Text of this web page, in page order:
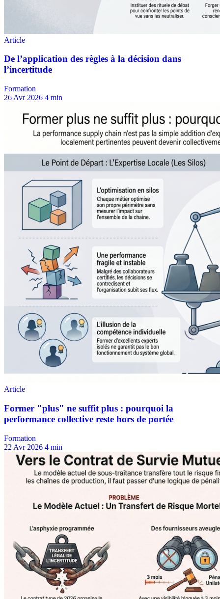
Formation
26 Avr 2026 4 min
Formation
22 Avr 2026 4 min